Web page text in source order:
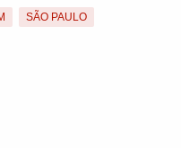
SÃO PAULO